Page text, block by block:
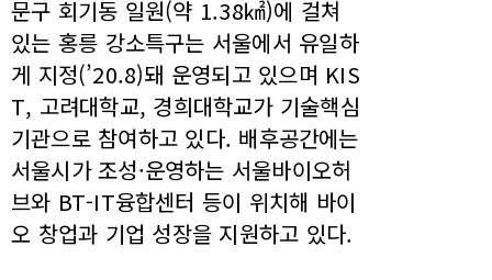
문구 회기동 일원(약 1.38㎢)에 걸쳐
있는 홍릉 강소특구는 서울에서 유일하
게 지정(’20.8)돼 운영되고 있으며 KIS
T, 고려대학교, 경희대학교가 기술핵심
기관으로 참여하고 있다. 배후공간에는
서울시가 조성·운영하는 서울바이오허
브와 BT-IT융합센터 등이 위치해 바이
오 창업과 기업 성장을 지원하고 있다.